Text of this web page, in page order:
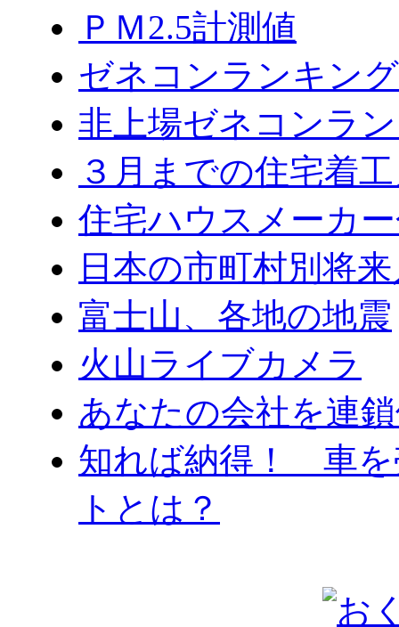
ＰＭ2.5計測値
ゼネコンランキン
非上場ゼネコンラ
３月までの住宅着
住宅ハウスメーカ
日本の市町村別将
富士山、各地の地震
火山ライブカメラ
あなたの会社を連
知れば納得！ 車を
トとは？